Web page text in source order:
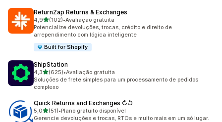
ReturnZap Returns & Exchanges
4,9de 5 estrelas
(102)
102 avaliações ao todo
•Avaliação gratuita
Potencialize devoluções, trocas, crédito e direito de
arrependimento com lógica inteligente
Built for Shopify
ShipStation
4,3de 5 estrelas
(625)
625 avaliações ao todo
•Avaliação gratuita
Soluções de frete simples para um processamento de pedidos
complexo
Quick Returns and Exchanges ↻↺
5,0de 5 estrelas
(51)
51 avaliações ao todo
•Plano gratuito disponível
Gerencie devoluções e trocas, RTOs e muito mais em um só lugar.